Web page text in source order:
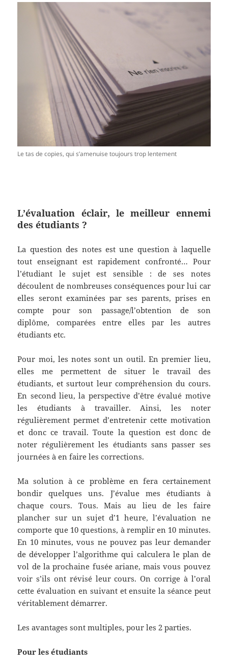
Le tas de copies, qui s’amenuise toujours trop lentement
L’évaluation éclair, le meilleur ennemi
des étudiants ?
La question des notes est une question à laquelle
tout enseignant est rapidement confronté… Pour
l’étudiant le sujet est sensible : de ses notes
découlent de nombreuses conséquences pour lui car
elles seront examinées par ses parents, prises en
compte pour son passage/l’obtention de son
diplôme, comparées entre elles par les autres
étudiants etc.
Pour moi, les notes sont un outil. En premier lieu,
elles me permettent de situer le travail des
étudiants, et surtout leur compréhension du cours.
En second lieu, la perspective d’être évalué motive
les étudiants à travailler. Ainsi, les noter
régulièrement permet d’entretenir cette motivation
et donc ce travail. Toute la question est donc de
noter régulièrement les étudiants sans passer ses
journées à en faire les corrections.
Ma solution à ce problème en fera certainement
bondir quelques uns. J’évalue mes étudiants à
chaque cours. Tous. Mais au lieu de les faire
plancher sur un sujet d’1 heure, l’évaluation ne
comporte que 10 questions, à remplir en 10 minutes.
En 10 minutes, vous ne pouvez pas leur demander
de développer l’algorithme qui calculera le plan de
vol de la prochaine fusée ariane, mais vous pouvez
voir s’ils ont révisé leur cours. On corrige à l’oral
cette évaluation en suivant et ensuite la séance peut
véritablement démarrer.
Les avantages sont multiples, pour les 2 parties.
Pour les étudiants